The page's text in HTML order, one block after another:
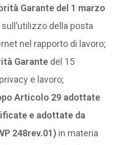
Garante del 1 marzo
della posta
nel rapporto di lavoro;
Garantedel 15
e lavoro;
Articolo 29 adottate
e adottate da
248rev.01) in materia